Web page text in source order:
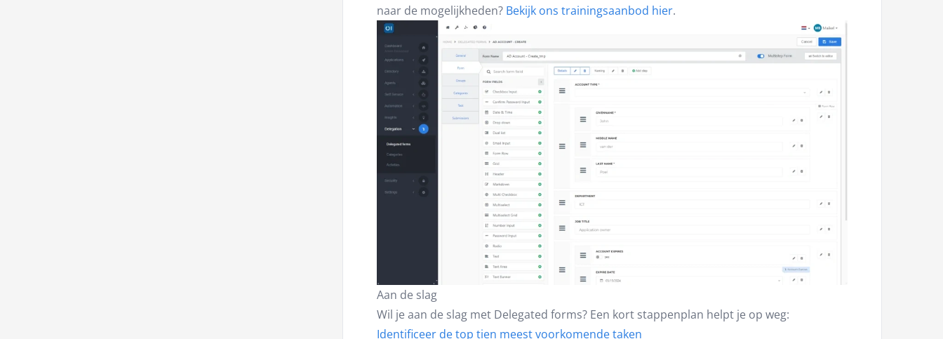
naar de mogelijkheden? Bekijk ons trainingsaanbod hier.
Aan de slag
Wil je aan de slag met Delegated forms? Een kort stappenplan helpt je op weg:
Identificeer de top tien meest voorkomende taken